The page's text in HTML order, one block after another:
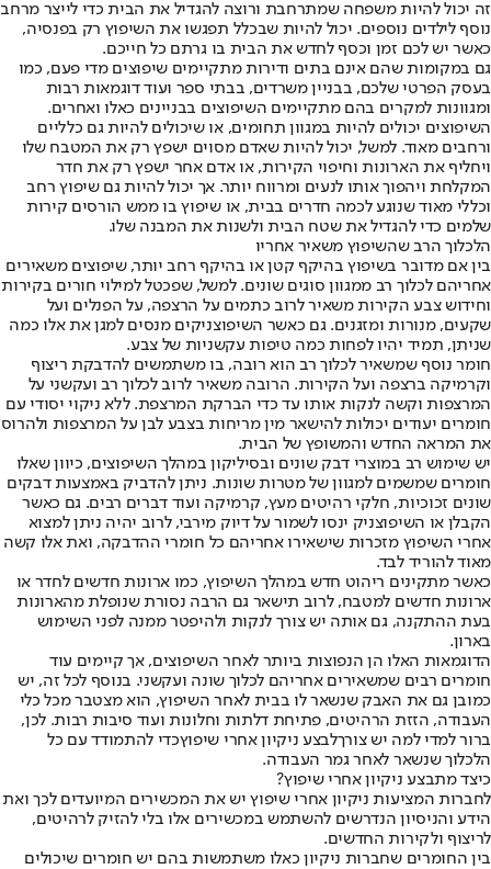
זה יכול להיות משפחה שמתרחבת ורוצה להגדיל את הבית כדי לייצר מרחב
נוסף לילדים נוספים. יכול להיות שבכלל תפגשו את השיפוץ רק בפנסיה,
כאשר יש לכם זמן וכסף לחדש את הבית בו גרתם כל חייכם.
גם במקומות שהם אינם בתים ודירות מתקיימים שיפוצים מדי פעם, כמו
בעסק הפרטי שלכם, בבניין משרדים, בבתי ספר ועוד דוגמאות רבות
ומגוונות למקרים בהם מתקיימים השיפוצים בבניינים כאלו ואחרים.
השיפוצים יכולים להיות במגוון תחומים, או שיכולים להיות גם כלליים
ורחבים מאוד. למשל, יכול להיות שאדם מסוים ישפץ רק את המטבח שלו
ויחליף את הארונות וחיפוי הקירות, או אדם אחר ישפץ רק את חדר
המקלחת ויהפוך אותו לנעים ומרווח יותר. אך יכול להיות גם שיפוץ רחב
וכללי מאוד שנוגע לכמה חדרים בבית, או שיפוץ בו ממש הורסים קירות
שלמים כדי להגדיל את שטח הבית ולשנות את המבנה שלו.
הלכלוך הרב שהשיפוץ משאיר אחריו
בין אם מדובר בשיפוץ בהיקף קטן או בהיקף רחב יותר, שיפוצים משאירים
אחריהם לכלוך רב ממגוון סוגים שונים. למשל, שפכטל למילוי חורים בקירות
וחידוש צבע הקירות משאיר לרוב כתמים על הרצפה, על הפנלים ועל
שקעים, מנורות ומזגנים. גם כאשר השיפוצניקים מנסים למגן את אלו כמה
שניתן, תמיד יהיו לפחות כמה טיפות עקשניות של צבע.
חומר נוסף שמשאיר לכלוך רב הוא רובה, בו משתמשים להדבקת ריצוף
וקרמיקה ברצפה ועל הקירות. הרובה משאיר לרוב לכלוך רב ועקשני על
המרצפות וקשה לנקות אותו עד כדי הברקת המרצפת. ללא ניקוי יסודי עם
חומרים יעודים יכולות להישאר מין מריחות בצבע לבן על המרצפות ולהרוס
את המראה החדש והמשופץ של הבית.
יש שימוש רב במוצרי דבק שונים ובסיליקון במהלך השיפוצים, כיוון שאלו
חומרים שמשמים למגוון של מטרות שונות. ניתן להדביק באמצעות דבקים
שונים זכוכיות, חלקי רהיטים מעץ, קרמיקה ועוד דברים רבים. גם כאשר
הקבלן או השיפוצניק ינסו לשמור על דיוק מירבי, לרוב יהיה ניתן למצוא
אחרי השיפוץ מזכרות שישאירו אחריהם כל חומרי ההדבקה, ואת אלו קשה
מאוד להוריד לבד.
כאשר מתקינים ריהוט חדש במהלך השיפוץ, כמו ארונות חדשים לחדר או
ארונות חדשים למטבח, לרוב תישאר גם הרבה נסורת שנופלת מהארונות
בעת ההתקנה, גם אותה יש צורך לנקות ולהיפטר ממנה לפני השימוש
בארון.
הדוגמאות האלו הן הנפוצות ביותר לאחר השיפוצים, אך קיימים עוד
חומרים רבים שמשאירים אחריהם לכלוך שונה ועקשני. בנוסף לכל זה, יש
כמובן גם את האבק שנשאר לו בבית לאחר השיפוץ, הוא מצטבר מכל כלי
העבודה, הזזת הרהיטים, פתיחת דלתות וחלונות ועוד סיבות רבות. לכן,
ברור למדי למה יש צורךלבצע ניקיון אחרי שיפוץכדי להתמודד עם כל
הלכלוך שנשאר לאחר גמר העבודה.
כיצד מתבצע ניקיון אחרי שיפוץ?
לחברות המציעות ניקיון אחרי שיפוץ יש את המכשירים המיועדים לכך ואת
הידע והניסיון הנדרשים להשתמש במכשירים אלו בלי להזיק לרהיטים,
לריצוף ולקירות החדשים.
בין החומרים שחברות ניקיון כאלו משתמשות בהם יש חומרים שיכולים